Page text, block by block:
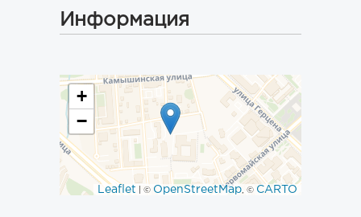
Информация
+
−
Leaflet | © OpenStreetMap, © CARTO